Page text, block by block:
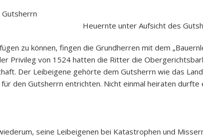
Heuernte unter Aufsicht des
zu können, fingen die Grundherren mit dem
Privileg von 1524 hatten die Ritter die
Der Leibeigene gehörte dem Gutsherrn wie das
den Gutsherrn entrichten. Nicht einmal heiraten durfte
seine Leibeigenen bei Katastrophen und